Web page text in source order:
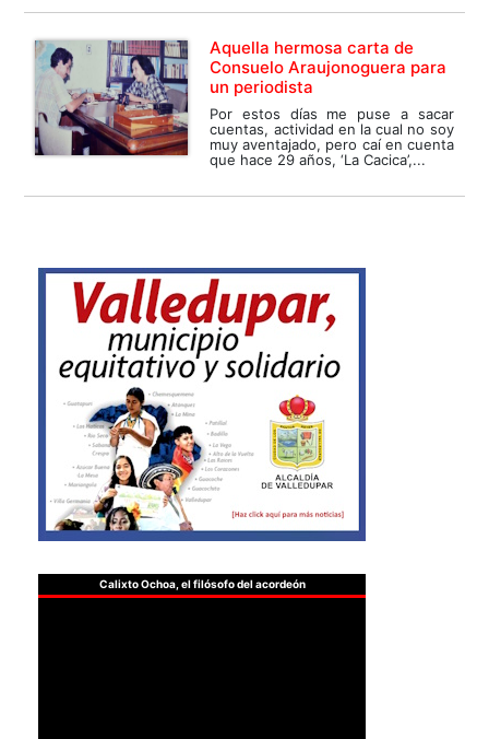
Aquella hermosa carta de
Consuelo Araujonoguera para
un periodista
Por estos días me puse a sacar
cuentas, actividad en la cual no soy
muy aventajado, pero caí en cuenta
que hace 29 años, ‘La Cacica’,...
Calixto Ochoa, el filósofo del acordeón